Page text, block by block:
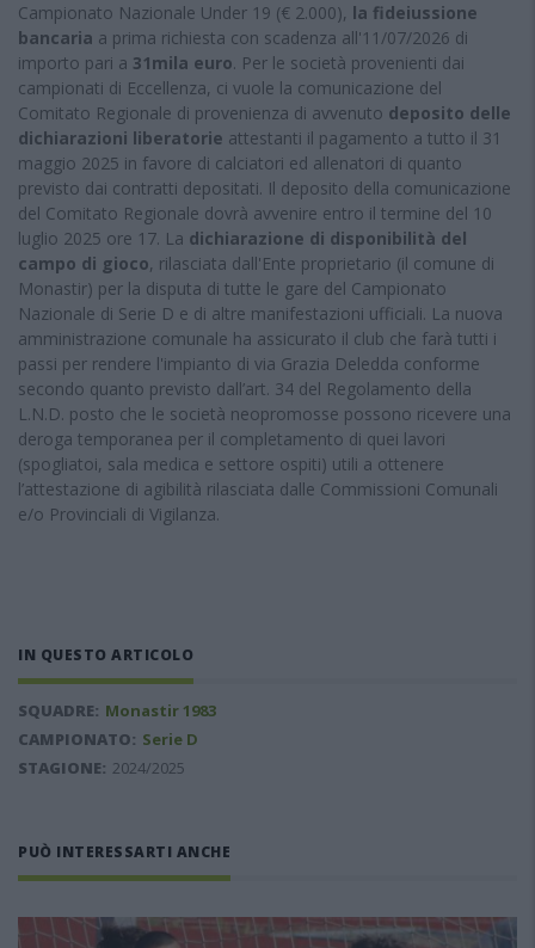
Campionato Nazionale Under 19 (€ 2.000), la fideiussione
bancaria a prima richiesta con scadenza all'11/07/2026 di
importo pari a 31mila euro. Per le società provenienti dai
campionati di Eccellenza, ci vuole la comunicazione del
Comitato Regionale di provenienza di avvenuto deposito delle
dichiarazioni liberatorie attestanti il pagamento a tutto il 31
maggio 2025 in favore di calciatori ed allenatori di quanto
previsto dai contratti depositati. Il deposito della comunicazione
del Comitato Regionale dovrà avvenire entro il termine del 10
luglio 2025 ore 17. La dichiarazione di disponibilità del
campo di gioco, rilasciata dall'Ente proprietario (il comune di
Monastir) per la disputa di tutte le gare del Campionato
Nazionale di Serie D e di altre manifestazioni ufficiali. La nuova
amministrazione comunale ha assicurato il club che farà tutti i
passi per rendere l'impianto di via Grazia Deledda conforme
secondo quanto previsto dall’art. 34 del Regolamento della
L.N.D. posto che le società neopromosse possono ricevere una
deroga temporanea per il completamento di quei lavori
(spogliatoi, sala medica e settore ospiti) utili a ottenere
l’attestazione di agibilità rilasciata dalle Commissioni Comunali
e/o Provinciali di Vigilanza.
IN QUESTO ARTICOLO
SQUADRE: Monastir 1983
CAMPIONATO: Serie D
STAGIONE: 2024/2025
PUÒ INTERESSARTI ANCHE